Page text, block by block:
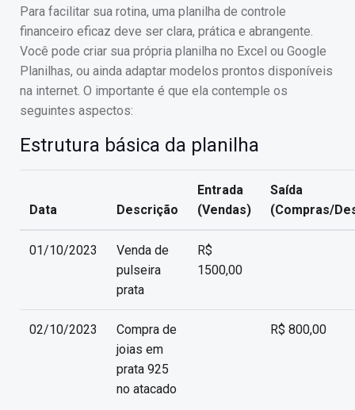
Para facilitar sua rotina, uma planilha de controle
financeiro eficaz deve ser clara, prática e abrangente.
Você pode criar sua própria planilha no Excel ou Google
Planilhas, ou ainda adaptar modelos prontos disponíveis
na internet. O importante é que ela contemple os
seguintes aspectos:
Estrutura básica da planilha
Data Descrição
Entrada
(Vendas)
Saída
(Compras/
01/10/2023
Venda de
pulseira
prata
R$
1500,00
02/10/2023
Compra de
joias em
prata 925
no atacado
R$ 800,00